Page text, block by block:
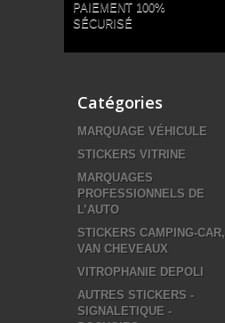
PAIEMENT 100%
SÉCURISÉ
Catégories
MARQUAGE VÉHICULE
STICKERS VITRINE
MARQUAGES
PROFESSIONNELS DE
L’AUTO
STICKERS CAMPING-CAR,
VAN CHEVEAUX
VITROPHANIE DEPOLI
AUTRES STICKERS -
SIGNALETIQUE -